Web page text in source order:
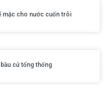
mặc cho nước cuốn trôi
cử tổng thống